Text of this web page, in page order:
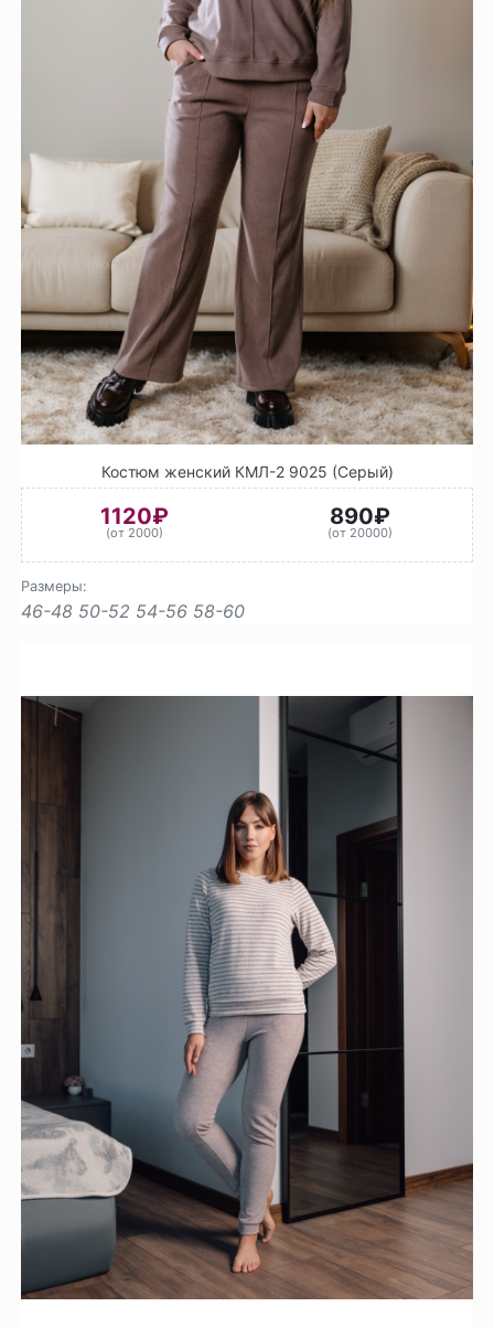
Костюм женский КМЛ-2 9025 (Серый)
1120₽
(от 2000)
890₽
(от 20000)
Размеры:
46-48 50-52 54-56 58-60